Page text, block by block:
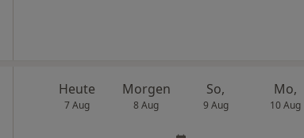
Heute
7 Aug
Morgen
8 Aug
So,
9 Aug
Mo,
10 Aug